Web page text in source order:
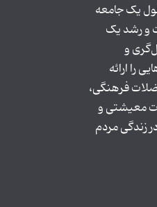
یک جامعه
و رشد یک
و
را ارائه
فرهنگی،
معیشتی و
زندگی مردم